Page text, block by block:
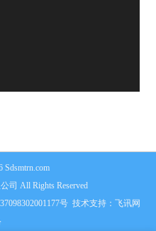
Sdsmtrn.com
司 All Rights Reserved
号技术支持： 飞讯网